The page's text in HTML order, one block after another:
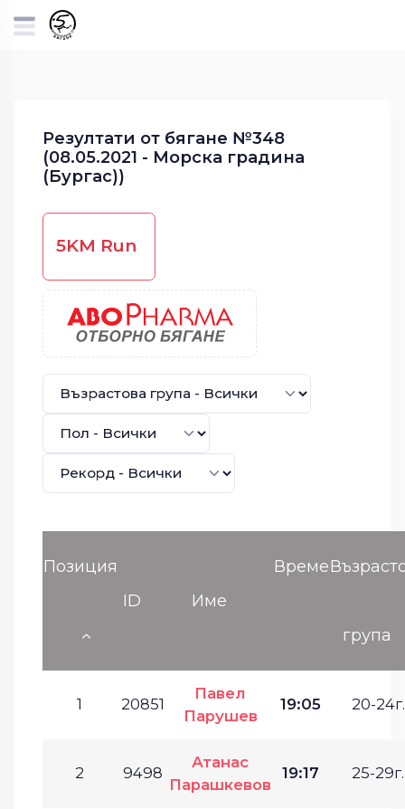
Резултати от бягане №348
(08.05.2021 - Морска градина
(Бургас))
5KM Run
Позиция
ID
Име
Време
група
1 20851
Павел
Парушев
19:05 20-24г.
2 9498
Атанас
Парашкевов
19:17 25-29г.